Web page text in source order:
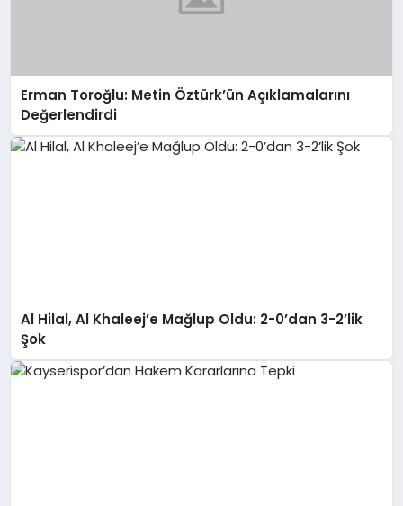
Erman Toroğlu: Metin Öztürk’ün Açıklamalarını
Değerlendirdi
Al Hilal, Al Khaleej’e Mağlup Oldu: 2-0’dan 3-2’lik
Şok